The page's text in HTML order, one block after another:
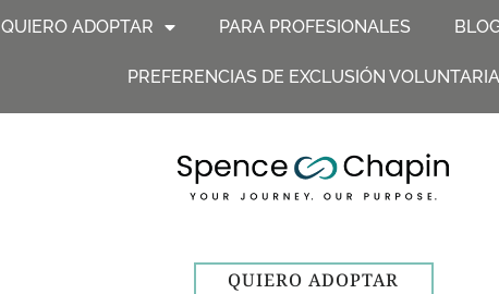
QUIERO ADOPTAR PARA PROFESIONALES
PREFERENCIAS DE EXCLUSIÓN VOLUNTARIA
QUIERO ADOPTAR